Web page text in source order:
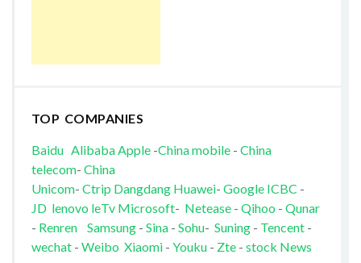
TOP COMPANIES
Baidu AlibabaApple-China mobile- China
telecom- China
Unicom- Ctrip Dangdang Huawei- Google ICBC -
JD lenovo leTv Microsoft- Netease- Qihoo - Qunar
- Renren Samsung- Sina- Sohu- Suning- Tencent-
wechat - Weibo Xiaomi- Youku - Zte- stock News